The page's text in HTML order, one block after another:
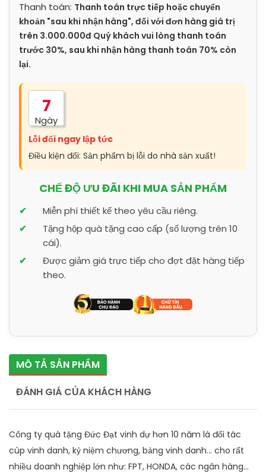
Thanh toán: Thanh toán trực tiếp hoặc chuyển
khoản "sau khi nhận hàng", đối với đơn hàng giá trị
trên 3.000.000đ Quý khách vui lòng thanh toán
trước 30%, sau khi nhận hàng thanh toán 70% còn
lại.
7
Ngày
Lỗi đổi ngay lập tức
Điều kiện đổi: Sản phẩm bị lỗi do nhà sản xuất!
CHẾ ĐỘ ƯU ĐÃI KHI MUA SẢN PHẨM
Miễn phí thiết kế theo yêu cầu riêng.
Tặng hộp quà tặng cao cấp (số lượng trên 10
cái).
Được giảm giá trực tiếp cho đợt đặt hàng tiếp
theo.
MÔ TẢ SẢN PHẨM
ĐÁNH GIÁ CỦA KHÁCH HÀNG
Công ty quà tặng Đức Đạt vinh dự hơn 10 năm là đối tác
cúp vinh danh, kỷ niệm chương, bảng vinh danh... cho rất
nhiều doanh nghiệp lớn như: FPT, HONDA, các ngân hàng...